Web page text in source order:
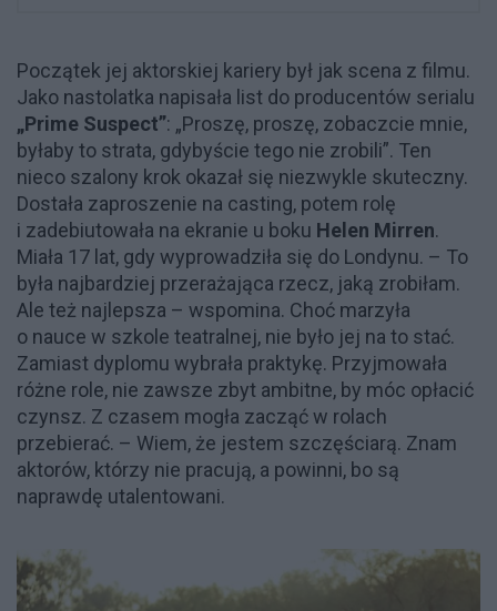
Początek jej aktorskiej kariery był jak scena z filmu.
Jako nastolatka napisała list do producentów serialu
„Prime Suspect”: „Proszę, proszę, zobaczcie mnie,
byłaby to strata, gdybyście tego nie zrobili”. Ten
nieco szalony krok okazał się niezwykle skuteczny.
Dostała zaproszenie na casting, potem rolę
i zadebiutowała na ekranie u boku Helen Mirren.
Miała 17 lat, gdy wyprowadziła się do Londynu. – To
była najbardziej przerażająca rzecz, jaką zrobiłam.
Ale też najlepsza – wspomina. Choć marzyła
o nauce w szkole teatralnej, nie było jej na to stać.
Zamiast dyplomu wybrała praktykę. Przyjmowała
różne role, nie zawsze zbyt ambitne, by móc opłacić
czynsz. Z czasem mogła zacząć w rolach
przebierać. – Wiem, że jestem szczęściarą. Znam
aktorów, którzy nie pracują, a powinni, bo są
naprawdę utalentowani.